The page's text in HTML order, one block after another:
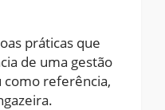
práticas que
de uma gestão
como referência,